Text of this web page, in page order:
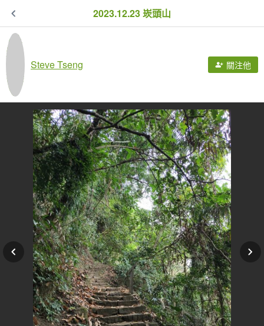
2023.12.23 崁頭山
Steve Tseng 關注他